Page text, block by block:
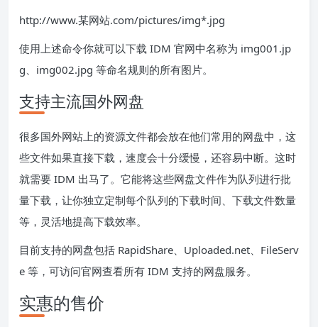
http://www.某网站.com/pictures/img*.jpg
使用上述命令你就可以下载 IDM 官网中名称为 img001.jp
g、img002.jpg 等命名规则的所有图片。
支持主流国外网盘
很多国外网站上的资源文件都会放在他们常用的网盘中，这
些文件如果直接下载，速度会十分缓慢，还容易中断。这时
就需要 IDM 出马了。它能将这些网盘文件作为队列进行批
量下载，让你独立定制每个队列的下载时间、下载文件数量
等，灵活地提高下载效率。
目前支持的网盘包括 RapidShare、Uploaded.net、FileServ
e 等，可访问官网查看所有 IDM 支持的网盘服务。
实惠的售价